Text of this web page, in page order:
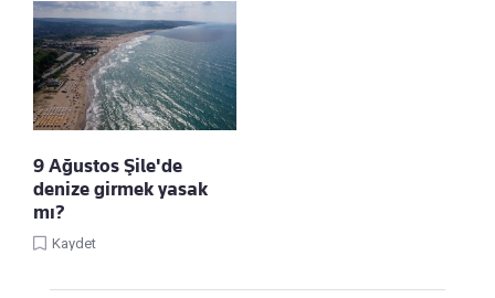
9 Ağustos Şile'de
denize girmek yasak
mı?
Kaydet